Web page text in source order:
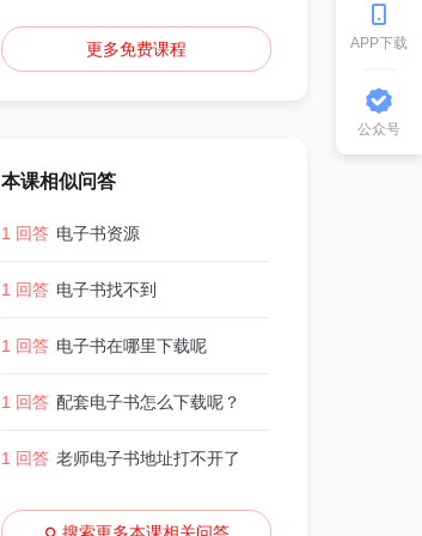
更多免费课程
本课相似问答
1 回答 电子书资源
1 回答 电子书找不到
1 回答 电子书在哪里下载呢
1 回答 配套电子书怎么下载呢？
1 回答 老师电子书地址打不开了
APP下载
公众号